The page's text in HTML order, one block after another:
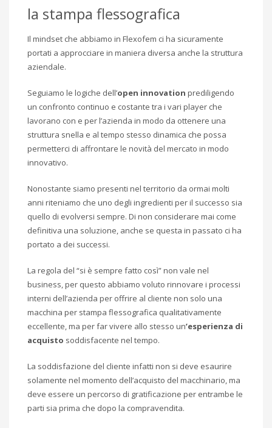
la stampa flessografica
Il mindset che abbiamo in Flexofem ci ha sicuramente
portati a approcciare in maniera diversa anche la struttura
aziendale.
Seguiamo le logiche dell’open innovation prediligendo
un confronto continuo e costante tra i vari player che
lavorano con e per l’azienda in modo da ottenere una
struttura snella e al tempo stesso dinamica che possa
permetterci di affrontare le novità del mercato in modo
innovativo.
Nonostante siamo presenti nel territorio da ormai molti
anni riteniamo che uno degli ingredienti per il successo sia
quello di evolversi sempre. Di non considerare mai come
definitiva una soluzione, anche se questa in passato ci ha
portato a dei successi.
La regola del “si è sempre fatto così” non vale nel
business, per questo abbiamo voluto rinnovare i processi
interni dell’azienda per offrire al cliente non solo una
macchina per stampa flessografica qualitativamente
eccellente, ma per far vivere allo stesso un’esperienza di
acquisto soddisfacente nel tempo.
La soddisfazione del cliente infatti non si deve esaurire
solamente nel momento dell’acquisto del macchinario, ma
deve essere un percorso di gratificazione per entrambe le
parti sia prima che dopo la compravendita.